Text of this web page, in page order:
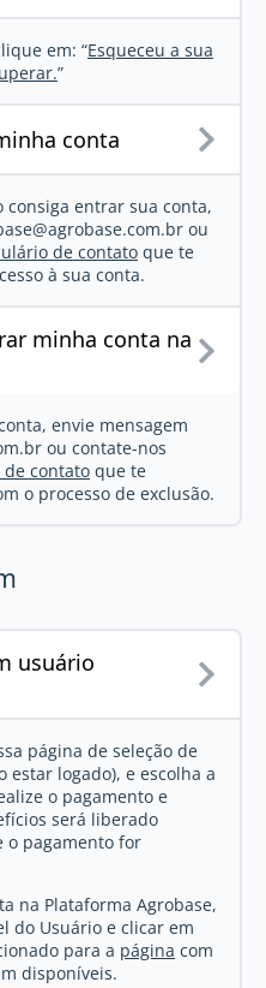
em: “Esqueceu a sua
”
conta
consiga entrar sua conta,
ou
de contato que te
à sua conta.
minha conta na
envie mensagem
ou contate-nos
contato que te
o processo de exclusão.
usuário
página de seleção de
estar logado), e escolha a
o pagamento e
será liberado
o pagamento for
na Plataforma Agrobase,
do Usuário e clicar em
para a página com
disponíveis.